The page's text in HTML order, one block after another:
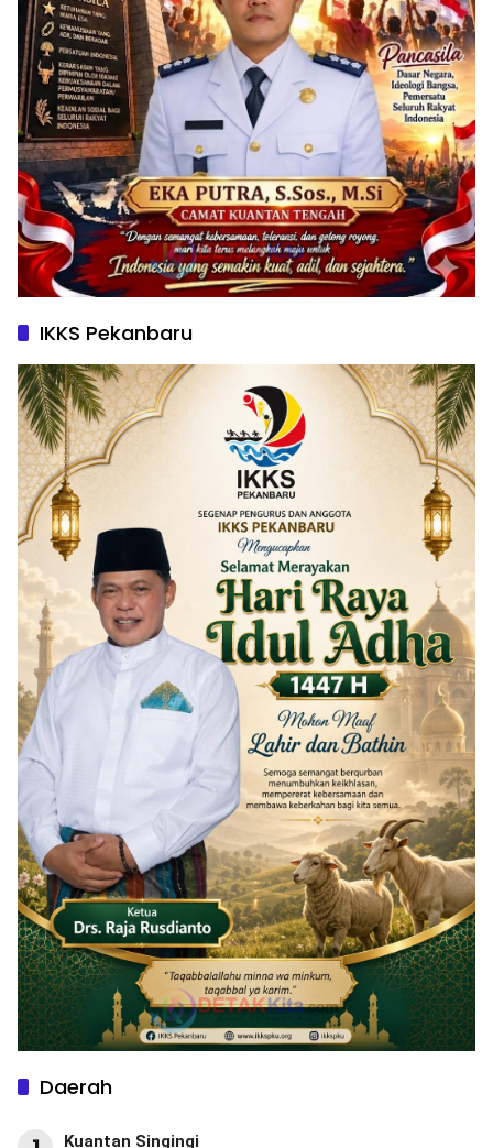
IKKS Pekanbaru
Daerah
Kuantan Singingi